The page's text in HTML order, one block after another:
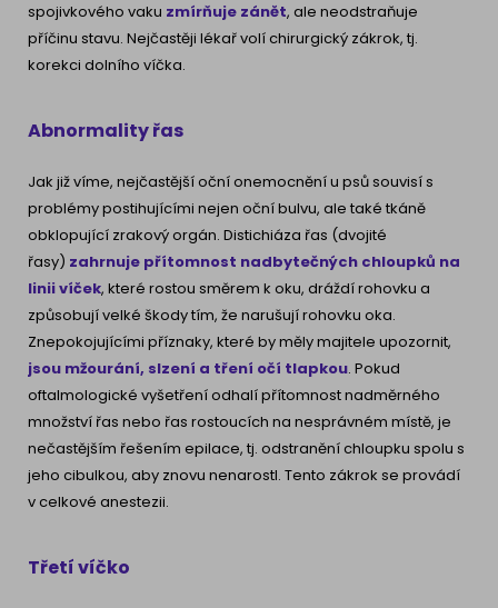
spojivkového vaku zmírňuje zánět, ale neodstraňuje
příčinu stavu. Nejčastěji lékař volí chirurgický zákrok, tj.
korekci dolního víčka.
Abnormality řas
Jak již víme, nejčastější oční onemocnění u psů souvisí s
problémy postihujícími nejen oční bulvu, ale také tkáně
obklopující zrakový orgán. Distichiáza řas (dvojité
řasy) zahrnuje přítomnost nadbytečných chloupků na
linii víček, které rostou směrem k oku, dráždí rohovku a
způsobují velké škody tím, že narušují rohovku oka.
Znepokojujícími příznaky, které by měly majitele upozornit,
jsou mžourání, slzení a tření očí tlapkou. Pokud
oftalmologické vyšetření odhalí přítomnost nadměrného
množství řas nebo řas rostoucích na nesprávném místě, je
nečastějším řešením epilace, tj. odstranění chloupku spolu s
jeho cibulkou, aby znovu nenarostl. Tento zákrok se provádí
v celkové anestezii.
Třetí víčko